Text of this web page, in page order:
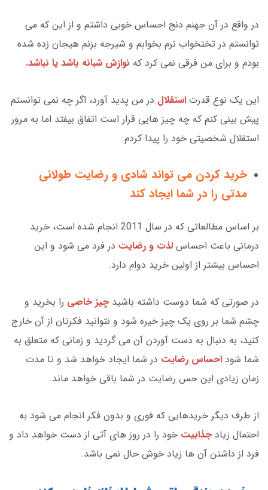
در واقع در آن جهنم دنج احساس خوبی داشتم و از این که می
توانستم در تختخواب نرم بخوابم و شیرجه بزنم هیجان زده شده
بودم و برای من فرقی نمی کرد که نوازش شبانه باشد یا نباشد.
این یک نوع قدرت استقلال در من پدید آورد، اگر چه نمی توانستم
پیش بینی کنم که چه چیز هایی قرار است اتفاق بیفتد اما به مرور
استقلال شخصیتی خود را پیدا کردم.
خرید کردن می تواند شادی و رضایت طولانی
مدتی را در شما ایجاد کند
بر اساس مطالعاتی که در سال 2011 انجام شده است، خرید
درمانی باعث احساس لذت و رضایت در فرد می شود و این
احساس بیشتر از اولین خرید دوام دارد.
در صورتی که شما دوست داشته باشید چیز خاصی را بخرید و
چشم شما بر روی یک چیز خیره شود و نتوانید فکرتان از آن خارج
کنید، به دنبال به دست آوردن آن می گردید و زمانی که متعلق به
شما شود احساس رضایت در شما ایجاد خواهد شد و تا مدت
زمان زیادی این حس رضایت در شما باقی خواهد ماند.
از طرف دیگر خریدهایی که فوری و بدون فکر انجام می شود به
احتمال زیاد جذابیت خود را در روز های آتی از دست خواهد داد و
فرد از داشتن آن ها زیاد خوش حال نمی باشد.